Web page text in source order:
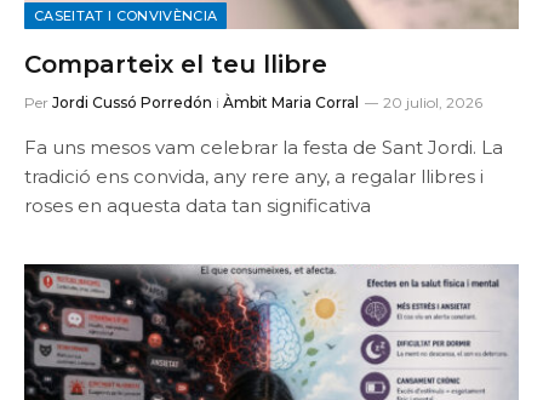
CASEITAT I CONVIVÈNCIA
Comparteix el teu llibre
Per Jordi Cussó Porredón i Àmbit Maria Corral 20 juliol, 2026
Fa uns mesos vam celebrar la festa de Sant Jordi. La
tradició ens convida, any rere any, a regalar llibres i
roses en aquesta data tan significativa